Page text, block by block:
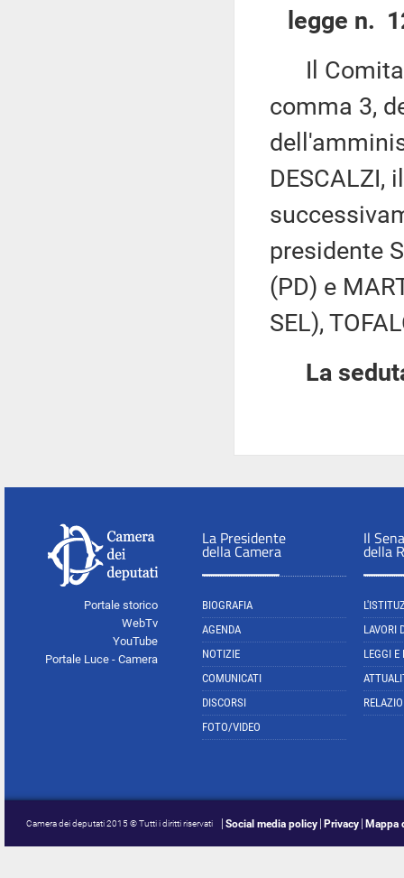
legge n.
Il
comma 3,
DESCALZI,
presidente
(PD) e
SEL),
La
Portale storico
WebTv
YouTube
Portale Luce - Camera
La Presidente
della Camera
BIOGRAFIA
AGENDA
NOTIZIE
COMUNICATI
DISCORSI
FOTO/VIDEO
Il
della
LAVORI
LEGGI E
Camera dei deputati 2015 © Tutti i diritti riservati Social media policy Privacy Mappa